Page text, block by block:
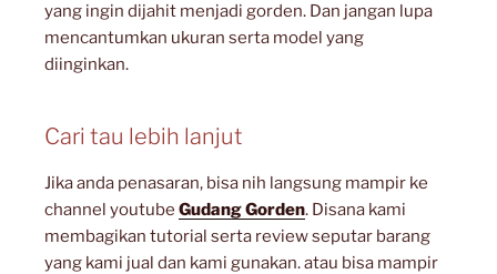
yang ingin dijahit menjadi gorden. Dan jangan lupa
mencantumkan ukuran serta model yang
diinginkan.
Cari tau lebih lanjut
Jika anda penasaran, bisa nih langsung mampir ke
channel youtube Gudang Gorden. Disana kami
membagikan tutorial serta review seputar barang
yang kami jual dan kami gunakan. atau bisa mampir